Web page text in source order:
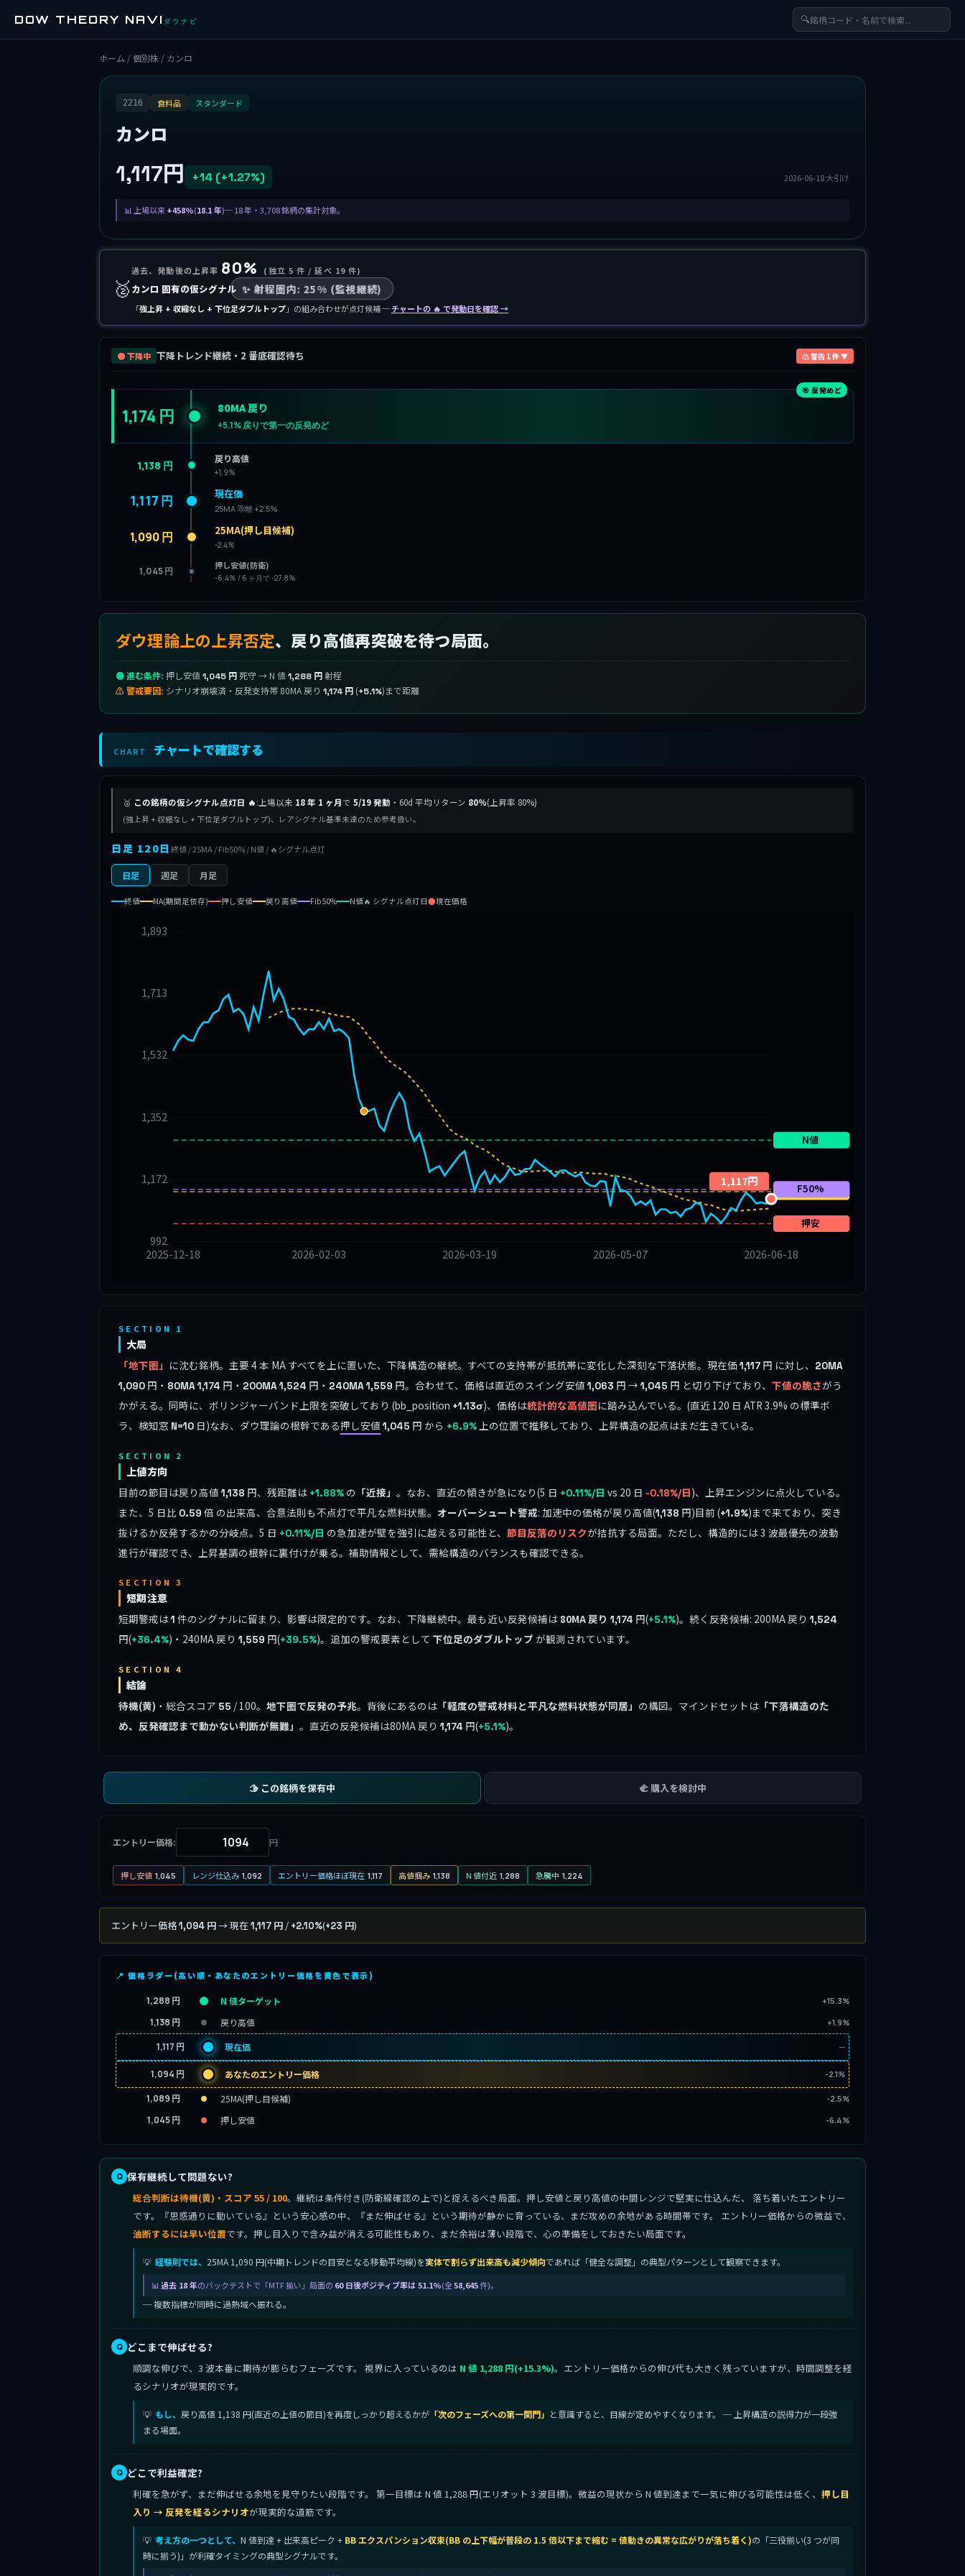
DOW THEORY NAVI ダウナビ 🔍
ホーム /個別株 / カンロ
2216 食料品 スタンダード
カンロ
1,117円 +14 (+1.27%) 2026-06-18 大引け
上場以来+458%(18.1 年)─ 18 年・3,708 銘柄の集計対象。
🥈
過去、発動後の上昇率 80% (独立 5 件 / 延べ 19 件)
カンロ 固有の仮シグナル ✨ 射程圏内: 25% (監視継続)
「強上昇 + 収縮なし + 下位足ダブルトップ」の組み合わせが点灯候補 ─チャートの 🔥 で発動日を確認 →
🟤 下降中 下降トレンド継続・2 番底確認待ち ⚠ 警告 1 件 ▼
🎯 反発めど
1,174 円 80MA 戻り
+5.1% 戻りで第一の反発めど
1,138 円 戻り高値
+1.9%
1,117 円 現在価
25MA 乖離 +2.5%
1,090 円 25MA(押し目候補)
-2.4%
1,045 円 押し安値(防衛)
-6.4% / 6 ヶ月で -27.8%
ダウ理論上の上昇否定、戻り高値再突破を待つ局面。
🟢 進む条件: 押し安値1,045 円 死守 → N 値1,288 円 射程
⚠ 警戒要因: シナリオ崩壊済・反発支持帯 80MA 戻り 1,174 円 (+5.1%)まで距離
CHART チャートで確認する
🥈 この銘柄の仮シグナル点灯日 🔥:上場以来 18 年 1 ヶ月で 5/19 発動 ・60d 平均リターン 80%(上昇率 80%)
(強上昇 + 収縮なし + 下位足ダブルトップ)、レアシグナル基準未達のため参考扱い。
日足 120日終値 / 25MA / Fib50% / N値 / 🔥シグナル点灯
日足 週足 月足
終値 MA(期間足依存) 押し安値 戻り高値 Fib50% N値🔥 シグナル点灯日●現在価格
1,893
1,713
1,532
1,352
1,172
992
2025-12-18
2026-02-03 2026-03-19 2026-05-07 2026-06-18
押安
戻高
F50%
N値
🔥
1,117円
SECTION 1
大局
「地下圏」 に沈む銘柄。主要 4 本 MA すべてを上に置いた、下降構造の継続。すべての支持帯が抵抗帯に変化した深刻な下落状態。現在価1,117 円 に対し、 20MA
1,090 円・ 80MA1,174 円・ 200MA1,524 円・ 240MA1,559 円。合わせて、価格は直近のスイング安値1,063 円 →1,045 円 と切り下げており、 下値の脆さがう
かがえる。同時に、ボリンジャーバンド上限を突破しており (bb_position +1.13σ)、価格は統計的な高値圏に踏み込んでいる。(直近 120 日 ATR 3.9% の標準ボ
ラ、検知窓 N=10 日)なお、ダウ理論の根幹である押し安値 1,045 円 から +6.9%上の位置で推移しており、上昇構造の起点はまだ生きている。
SECTION 2
上値方向
目前の節目は戻り高値1,138 円、残距離は +1.88% の 「近接」 。なお、直近の傾きが急になり(5 日 +0.11%/日 vs 20 日 -0.18%/日)、上昇エンジンに点火している。
また、5 日比 0.59 倍 の出来高、合意法則も不点灯で平凡な燃料状態。 オーバーシュート警戒: 加速中の価格が戻り高値(1,138 円)目前 (+1.9%)まで来ており、突き
抜けるか反発するかの分岐点。5 日 +0.11%/日 の急加速が壁を強引に越える可能性と、 節目反落のリスクが拮抗する局面。ただし、構造的には 3 波最優先の波動
進行が確認でき、上昇基調の根幹に裏付けが乗る。補助情報として、需給構造のバランスも確認できる。
SECTION 3
短期注意
短期警戒は1 件のシグナルに留まり、影響は限定的です。なお、下降継続中。最も近い反発候補は 80MA 戻り 1,174 円(+5.1%)。続く反発候補: 200MA 戻り1,524
円(+36.4%)・240MA 戻り1,559 円(+39.5%)。追加の警戒要素として 下位足のダブルトップ が観測されています。
SECTION 4
結論
待機(黄) ・総合スコア 55 / 100。 地下圏で反発の予兆。背後にあるのは 「軽度の警戒材料と平凡な燃料状態が同居」 の構図。マインドセットは 「下落構造のた
め、反発確認まで動かない判断が無難」 。直近の反発候補は80MA 戻り1,174 円(+5.1%)。
🫱 この銘柄を保有中 🫲 購入を検討中
エントリー価格: 円
押し安値 1,045 レンジ仕込み 1,092 エントリー価格ほぼ現在 1,117 高値掴み 1,138 N 値付近 1,288 急騰中 1,224
エントリー価格1,094 円→ 現在1,117 円 / +2.10%(+23 円)
📍 価格ラダー(高い順・あなたのエントリー価格を黄色で表示)
1,288 円 N 値ターゲット +15.3%
1,138 円 戻り高値 +1.9%
1,117 円 現在価 ─
1,094 円 あなたのエントリー価格 -2.1%
1,089 円 25MA(押し目候補) -2.5%
1,045 円 押し安値 -6.4%
保有継続して問題ない?
総合判断は待機(黄)・スコア 55 / 100。継続は条件付き(防衛線確認の上で)と捉えるべき局面。押し安値と戻り高値の中間レンジで堅実に仕込んだ、 落ち着いたエントリー
です。『思惑通りに動いている』という安心感の中、『まだ伸ばせる』という期待が静かに育っている、まだ攻めの余地がある時間帯です。 エントリー価格からの微益で、
油断するには早い位置です。押し目入りで含み益が消える可能性もあり、まだ余裕は薄い段階で、心の準備をしておきたい局面です。
経験則では、 25MA 1,090 円(中期トレンドの目安となる移動平均線)を実体で割らず出来高も減少傾向であれば「健全な調整」の典型パターンとして観察できます。
過去 18 年のバックテストで「MTF 揃い」局面の 60 日後ポジティブ率は 51.1%(全58,645件)。
─ 複数指標が同時に過熱域へ振れる。
どこまで伸ばせる?
順調な伸びで、3 波本番に期待が膨らむフェーズです。 視界に入っているのは N 値 1,288 円(+15.3%)。エントリー価格からの伸び代も大きく残っていますが、時間調整を経
るシナリオが現実的です。
もし、 戻り高値 1,138 円(直近の上値の節目)を再度しっかり超えるかが 「次のフェーズへの第一関門」 と意識すると、目線が定めやすくなります。 ─ 上昇構造の説得力が一段強
まる場面。
どこで利益確定?
利確を急がず、まだ伸ばせる余地を見守りたい段階です。 第一目標は N 値 1,288 円(エリオット 3 波目標)。微益の現状から N 値到達まで一気に伸びる可能性は低く、 押し目
入り → 反発を経るシナリオが現実的な道筋です。
考え方の一つとして、 N 値到達 + 出来高ピーク + BB エクスパンション収束(BB の上下幅が普段の 1.5 倍以下まで縮む = 値動きの異常な広がりが落ち着く)の「三役揃い(3 つが同
時に揃う)」が利確タイミングの典型シグナルです。